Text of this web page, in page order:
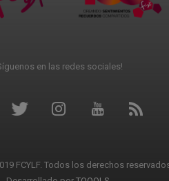
en las redes sociales!
FCYLF. Todos los derechos